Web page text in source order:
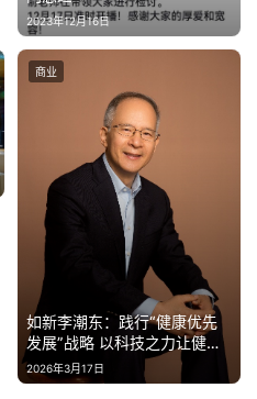
2023年12月16日
如新李潮东：践行“健康优先
发展”战略 以科技之力让健康
“看得见”
2026年3月17日
商业